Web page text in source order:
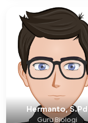
Hermanto, S.Pd
Guru Biologi